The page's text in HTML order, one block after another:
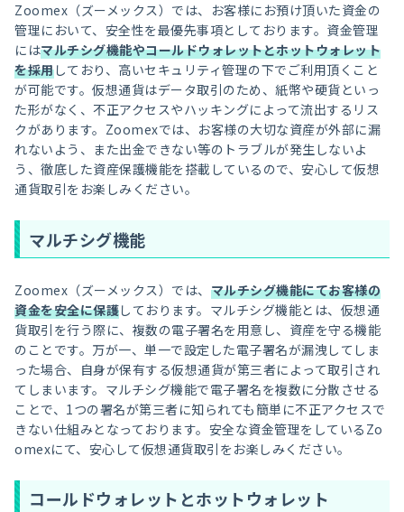
Zoomex（ズーメックス）では、お客様にお預け頂いた資金の
管理において、安全性を最優先事項としております。資金管理
にはマルチシグ機能やコールドウォレットとホットウォレット
を採用しており、高いセキュリティ管理の下でご利用頂くこと
が可能です。仮想通貨はデータ取引のため、紙幣や硬貨といっ
た形がなく、不正アクセスやハッキングによって流出するリス
クがあります。Zoomexでは、お客様の大切な資産が外部に漏
れないよう、また出金できない等のトラブルが発生しないよ
う、徹底した資産保護機能を搭載しているので、安心して仮想
通貨取引をお楽しみください。
マルチシグ機能
Zoomex（ズーメックス）では、 マルチシグ機能にてお客様の
資金を安全に保護しております。マルチシグ機能とは、仮想通
貨取引を行う際に、複数の電子署名を用意し、資産を守る機能
のことです。万が一、単一で設定した電子署名が漏洩してしま
った場合、自身が保有する仮想通貨が第三者によって取引され
てしまいます。マルチシグ機能で電子署名を複数に分散させる
ことで、1つの署名が第三者に知られても簡単に不正アクセスで
きない仕組みとなっております。安全な資金管理をしているZo
omexにて、安心して仮想通貨取引をお楽しみください。
コールドウォレットとホットウォレット